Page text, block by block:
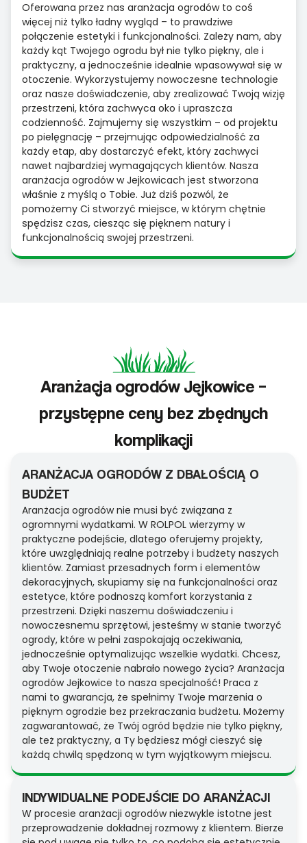
Oferowana przez nas aranżacja ogrodów to coś
więcej niż tylko ładny wygląd – to prawdziwe
połączenie estetyki i funkcjonalności. Zależy nam, aby
każdy kąt Twojego ogrodu był nie tylko piękny, ale i
praktyczny, a jednocześnie idealnie wpasowywał się w
otoczenie. Wykorzystujemy nowoczesne technologie
oraz nasze doświadczenie, aby zrealizować Twoją wizję
przestrzeni, która zachwyca oko i upraszcza
codzienność. Zajmujemy się wszystkim – od projektu
po pielęgnację – przejmując odpowiedzialność za
każdy etap, aby dostarczyć efekt, który zachwyci
nawet najbardziej wymagających klientów. Nasza
aranżacja ogrodów w Jejkowicach jest stworzona
właśnie z myślą o Tobie. Już dziś pozwól, że
pomożemy Ci stworzyć miejsce, w którym chętnie
spędzisz czas, ciesząc się pięknem natury i
funkcjonalnością swojej przestrzeni.
Aranżacja ogrodów Jejkowice –
przystępne ceny bez zbędnych
komplikacji
ARANŻACJA OGRODÓW Z DBAŁOŚCIĄ O
BUDŻET
Aranżacja ogrodów nie musi być związana z
ogromnymi wydatkami. W ROLPOL wierzymy w
praktyczne podejście, dlatego oferujemy projekty,
które uwzględniają realne potrzeby i budżety naszych
klientów. Zamiast przesadnych form i elementów
dekoracyjnych, skupiamy się na funkcjonalności oraz
estetyce, które podnoszą komfort korzystania z
przestrzeni. Dzięki naszemu doświadczeniu i
nowoczesnemu sprzętowi, jesteśmy w stanie tworzyć
ogrody, które w pełni zaspokajają oczekiwania,
jednocześnie optymalizując wszelkie wydatki. Chcesz,
aby Twoje otoczenie nabrało nowego życia? Aranżacja
ogrodów Jejkowice to nasza specjalność! Praca z
nami to gwarancja, że spełnimy Twoje marzenia o
pięknym ogrodzie bez przekraczania budżetu. Możemy
zagwarantować, że Twój ogród będzie nie tylko piękny,
ale też praktyczny, a Ty będziesz mógł cieszyć się
każdą chwilą spędzoną w tym wyjątkowym miejscu.
INDYWIDUALNE PODEJŚCIE DO ARANŻACJI
W procesie aranżacji ogrodów niezwykle istotne jest
przeprowadzenie dokładnej rozmowy z klientem. Bierze